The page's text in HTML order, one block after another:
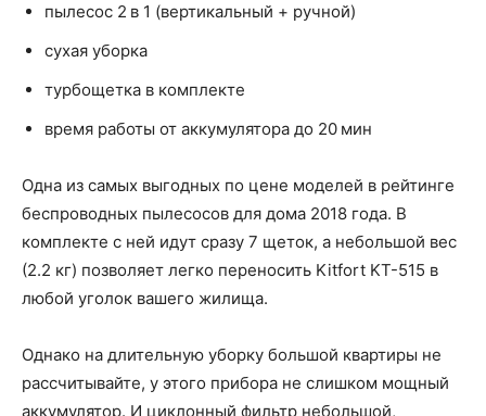
пылесос 2 в 1 (вертикальный + ручной)
сухая уборка
турбощетка в комплекте
время работы от аккумулятора до 20 мин
Одна из самых выгодных по цене моделей в рейтинге
беспроводных пылесосов для дома 2018 года. В
комплекте с ней идут сразу 7 щеток, а небольшой вес
(2.2 кг) позволяет легко переносить Kitfort KT-515 в
любой уголок вашего жилища.
Однако на длительную уборку большой квартиры не
рассчитывайте, у этого прибора не слишком мощный
аккумулятор. И циклонный фильтр небольшой,